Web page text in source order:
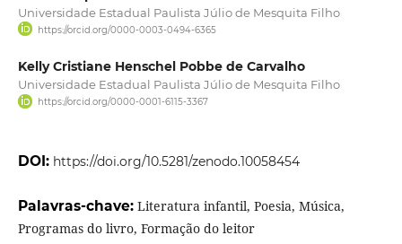
Universidade Estadual Paulista Júlio de Mesquita Filho
https://orcid.org/0000-0003-0494-6365
Kelly Cristiane Henschel Pobbe de Carvalho
Universidade Estadual Paulista Júlio de Mesquita Filho
https://orcid.org/0000-0001-6115-3367
DOI: https://doi.org/10.5281/zenodo.10058454
Palavras-chave: Literatura infantil, Poesia, Música,
Programas do livro, Formação do leitor